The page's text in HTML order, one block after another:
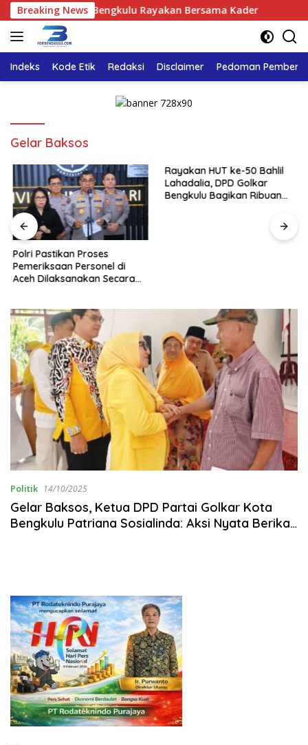
Langsung
ke
konten
Breaking News
DPD Golkar Bengkulu Rayakan Bersama Kader
Indeks Kode Etik Redaksi Disclaimer Pedoman
‎Gelar Baksos
Polri Pastikan Proses
Pemeriksaan Personel di
Aceh Dilaksanakan Secara
Rayakan HUT ke-50 Bahlil
Lahadalia, DPD Golkar
Bengkulu Bagikan Ribuan
Politik 14/10/2025
‎Gelar Baksos, Ketua DPD Partai Golkar Kota
Bengkulu Patriana Sosialinda: Aksi Nyata Berikan